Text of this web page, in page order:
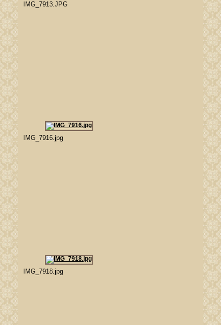
IMG_7913.JPG
IMG_7916.jpg
IMG_7918.jpg